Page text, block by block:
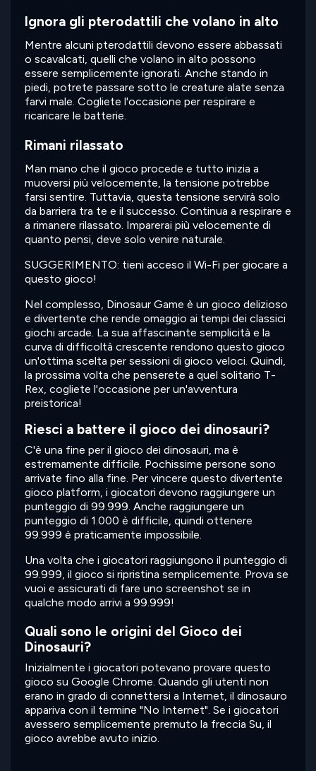
Ignora gli pterodattili che volano in alto
Mentre alcuni pterodattili devono essere abbassati
o scavalcati, quelli che volano in alto possono
essere semplicemente ignorati. Anche stando in
piedi, potrete passare sotto le creature alate senza
farvi male. Cogliete l'occasione per respirare e
ricaricare le batterie.
Rimani rilassato
Man mano che il gioco procede e tutto inizia a
muoversi più velocemente, la tensione potrebbe
farsi sentire. Tuttavia, questa tensione servirà solo
da barriera tra te e il successo. Continua a respirare e
a rimanere rilassato. Imparerai più velocemente di
quanto pensi, deve solo venire naturale.
SUGGERIMENTO: tieni acceso il Wi-Fi per giocare a
questo gioco!
Nel complesso, Dinosaur Game è un gioco delizioso
e divertente che rende omaggio ai tempi dei classici
giochi arcade. La sua affascinante semplicità e la
curva di difficoltà crescente rendono questo gioco
un'ottima scelta per sessioni di gioco veloci. Quindi,
la prossima volta che penserete a quel solitario T-
Rex, cogliete l'occasione per un'avventura
preistorica!
Riesci a battere il gioco dei dinosauri?
C'è una fine per il gioco dei dinosauri, ma è
estremamente difficile. Pochissime persone sono
arrivate fino alla fine. Per vincere questo divertente
gioco platform, i giocatori devono raggiungere un
punteggio di 99.999. Anche raggiungere un
punteggio di 1.000 è difficile, quindi ottenere
99.999 è praticamente impossibile.
Una volta che i giocatori raggiungono il punteggio di
99.999, il gioco si ripristina semplicemente. Prova se
vuoi e assicurati di fare uno screenshot se in
qualche modo arrivi a 99.999!
Quali sono le origini del Gioco dei
Dinosauri?
Inizialmente i giocatori potevano provare questo
gioco su Google Chrome. Quando gli utenti non
erano in grado di connettersi a Internet, il dinosauro
appariva con il termine "No Internet". Se i giocatori
avessero semplicemente premuto la freccia Su, il
gioco avrebbe avuto inizio.